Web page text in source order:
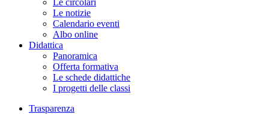
Le circolari
Le notizie
Calendario eventi
Albo online
Didattica
Panoramica
Offerta formativa
Le schede didattiche
I progetti delle classi
Trasparenza